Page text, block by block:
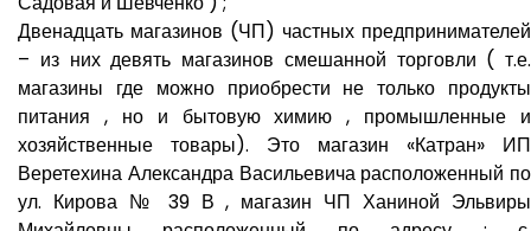
Двенадцать магазинов (ЧП) частных предпринимателей
– из них девять магазинов смешанной торговли ( т.е.
магазины где можно приобрести не только продукты
питания , но и бытовую химию , промышленные и
хозяйственные товары). Это магазин «Катран» ИП
Веретехина Александра Васильевича расположенный по
ул. Кирова № 39 В , магазин ЧП Ханиной Эльвиры